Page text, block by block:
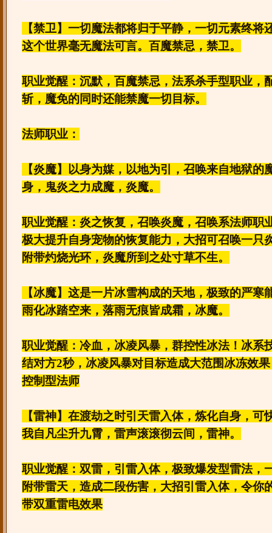
【禁卫】一切魔法都将归于平静，一切元素终将
这个世界毫无魔法可言。百魔禁忌，禁卫。
职业觉醒：沉默，百魔禁忌，法系杀手型职业，
斩，魔免的同时还能禁魔一切目标。
法师职业：
【炎魔】以身为媒，以地为引，召唤来自地狱的
身，鬼炎之力成魔，炎魔。
职业觉醒：炎之恢复，召唤炎魔，召唤系法师职
极大提升自身宠物的恢复能力，大招可召唤一只
附带灼烧光环，炎魔所到之处寸草不生。
【冰魔】这是一片冰雪构成的天地，极致的严寒
雨化冰踏空来，落雨无痕皆成霜，冰魔。
职业觉醒：冷血，冰凌风暴，群控性冰法！冰系
结对方2秒，冰凌风暴对目标造成大范围冰冻效
控制型法师
【雷神】在渡劫之时引天雷入体，炼化自身，可
我自凡尘升九霄，雷声滚滚彻云间，雷神。
职业觉醒：双雷，引雷入体，极致爆发型雷法，
附带雷天，造成二段伤害，大招引雷入体，令你
带双重雷电效果